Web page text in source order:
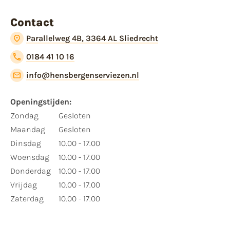
Contact
Parallelweg 4B, 3364 AL Sliedrecht
0184 41 10 16
info@hensbergenserviezen.nl
Openingstijden:
Zondag
Maandag
Dinsdag
Woensdag
Donderdag
Vrijdag
Zaterdag
Gesloten
Gesloten
10.00 - 17.00
10.00 - 17.00
10.00 - 17.00
10.00 - 17.00
10.00 - 17.00